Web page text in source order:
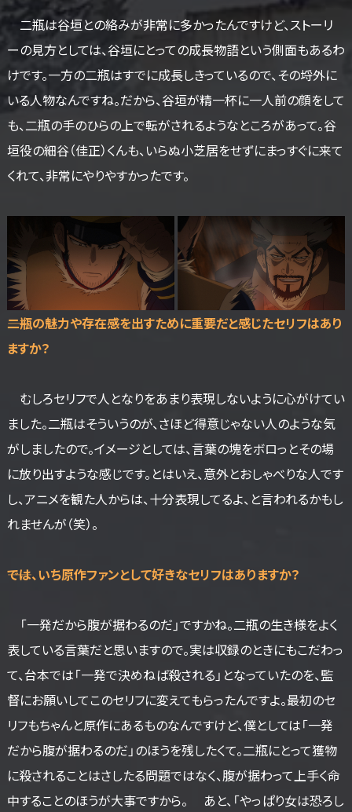
二瓶は谷垣との絡みが非常に多かったんですけど、ストーリ
ーの見方としては、谷垣にとっての成長物語という側面もあるわ
けです。一方の二瓶はすでに成長しきっているので、その埒外に
いる人物なんですね。だから、谷垣が精一杯に一人前の顔をして
も、二瓶の手のひらの上で転がされるようなところがあって。谷
垣役の細谷（佳正）くんも、いらぬ小芝居をせずにまっすぐに来て
くれて、非常にやりやすかったです。
――二瓶の魅力や存在感を出すために重要だと感じたセリフはあり
ますか？
むしろセリフで人となりをあまり表現しないように心がけてい
ました。二瓶はそういうのが、さほど得意じゃない人のような気
がしましたので。イメージとしては、言葉の塊をボロっとその場
に放り出すような感じです。とはいえ、意外とおしゃべりな人です
し、アニメを観た人からは、十分表現してるよ、と言われるかもし
れませんが（笑）。
――では、いち原作ファンとして好きなセリフはありますか？
「一発だから腹が据わるのだ」ですかね。二瓶の生き様をよく
表している言葉だと思いますので。実は収録のときにもこだわっ
て、台本では「一発で決めねば殺される」となっていたのを、監
督にお願いしてこのセリフに変えてもらったんですよ。最初のセ
リフもちゃんと原作にあるものなんですけど、僕としては「一発
だから腹が据わるのだ」のほうを残したくて。二瓶にとって獲物
に殺されることはさしたる問題ではなく、腹が据わって上手く命
中することのほうが大事ですから。 あと、「やっぱり女は恐ろし